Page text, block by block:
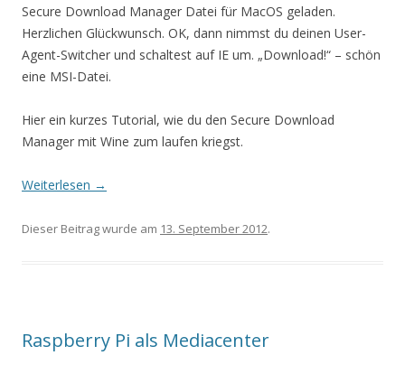
Secure Download Manager Datei für MacOS geladen.
Herzlichen Glückwunsch. OK, dann nimmst du deinen User-
Agent-Switcher und schaltest auf IE um. „Download!“ – schön
eine MSI-Datei.
Hier ein kurzes Tutorial, wie du den Secure Download
Manager mit Wine zum laufen kriegst.
Weiterlesen →
Dieser Beitrag wurde am 13. September 2012.
Raspberry Pi als Mediacenter